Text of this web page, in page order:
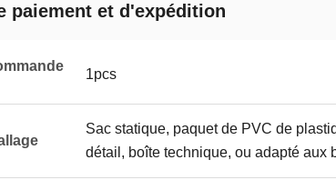
paiement et d'expédition
1pcs
Sac statique, paquet de PVC de
détail, boîte technique, ou adapté aux